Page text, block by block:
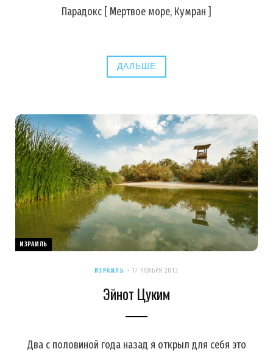
Парадокс [ Мертвое море, Кумран ]
ДАЛЬШЕ
ИЗРАИЛЬ
ИЗРАИЛЬ 17 НОЯБРЯ 2013
Эйнот Цуким
Два с половиной года назад я открыл для себя это